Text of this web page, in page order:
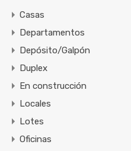
Casas
Departamentos
Depósito/Galpón
Duplex
En construcción
Locales
Lotes
Oficinas